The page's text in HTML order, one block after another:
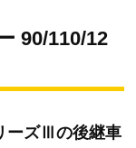
90/110/12
ーズⅢの後継車